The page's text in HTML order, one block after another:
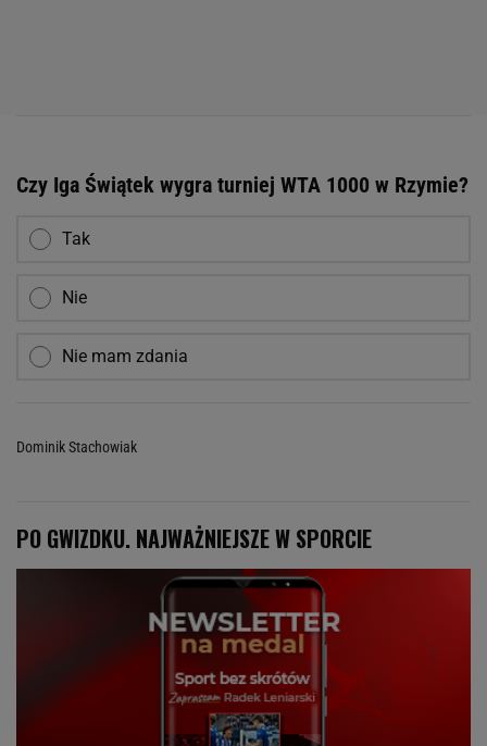
Czy Iga Świątek wygra turniej WTA 1000 w Rzymie?
Tak
Nie
Nie mam zdania
Dominik Stachowiak